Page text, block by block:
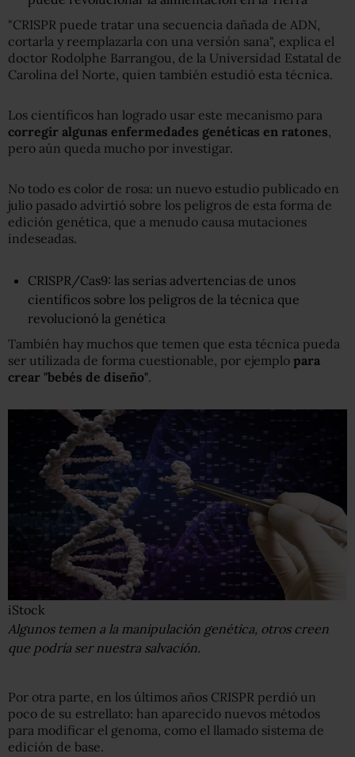
"CRISPR puede tratar una secuencia dañada de ADN,
cortarla y reemplazarla con una versión sana", explica el
doctor Rodolphe Barrangou, de la Universidad Estatal de
Carolina del Norte, quien también estudió esta técnica.
Los científicos han logrado usar este mecanismo para
corregir algunas enfermedades genéticas en ratones
pero aún queda mucho por investigar.
No todo es color de rosa: un nuevo estudio publicado en
julio pasado advirtió sobre los peligros de esta forma de
edición genética, que a menudo causa mutaciones
indeseadas.
CRISPR/Cas9: las serias advertencias de unos
científicos sobre los peligros de la técnica que
revolucionó la genética
También hay muchos que temen que esta técnica pueda
ser utilizada de forma cuestionable, por ejemplo para
crear "bebés de diseño".
iStock
Algunos temen a la manipulación genética, otros creen
que podría ser nuestra salvación.
Por otra parte, en los últimos años CRISPR perdió un
poco de su estrellato: han aparecido nuevos métodos
para modificar el genoma, como el llamado sistema de
edición de base.